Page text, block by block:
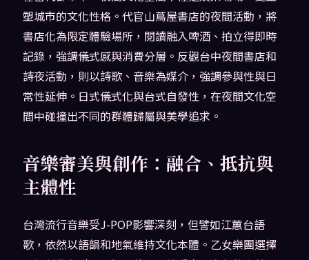
塑城市的文化性格。代官山蔦屋書店的夜間活動，將
書店化為限定體驗場所，閱讀融入啤酒、拍立得即時
記錄，強調儀式感與消費分層。反觀台中夜間書店和
詩夜活動，則以詩歌、音樂為媒介，強調參與性與日
常性延伸。日式儀式化與台式自發性，在夜間文化空
間中碰撞出不同的群體歸屬與美學追求。
音樂審美與創作：融合、抵抗與
主體性
台灣流行音樂受J-POP影響深刻，但譬如江蕙台語
歌，依然以語韻和地氣維持文化本體。乙女樂團選擇